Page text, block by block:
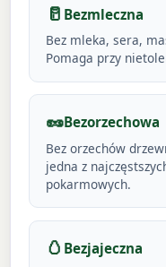
🥛 Bezmleczna
Bez mleka, sera,
Pomaga przy
🥜Bezorzechowa
Bez orzechów
jedna z
pokarmowych.
🥚 Bezjajeczna